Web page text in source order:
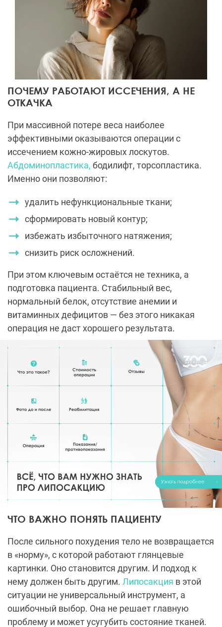
ПОЧЕМУ РАБОТАЮТ ИССЕЧЕНИЯ, А НЕ
ОТКАЧКА
При массивной потере веса наиболее
эффективными оказываются операции с
иссечением кожно-жировых лоскутов.
Абдоминопластика, бодилифт, торсопластика.
Именно они позволяют:
удалить нефункциональные ткани;
сформировать новый контур;
избежать избыточного натяжения;
снизить риск осложнений.
При этом ключевым остаётся не техника, а
подготовка пациента. Стабильный вес,
нормальный белок, отсутствие анемии и
витаминных дефицитов — без этого никакая
операция не даст хорошего результата.
ЧТО ВАЖНО ПОНЯТЬ ПАЦИЕНТУ
После сильного похудения тело не возвращается
в «норму», с которой работают глянцевые
картинки. Оно становится другим. И подход к
нему должен быть другим. Липосакция в этой
ситуации не универсальный инструмент, а
ошибочный выбор. Она не решает главную
проблему и может усугубить состояние тканей.